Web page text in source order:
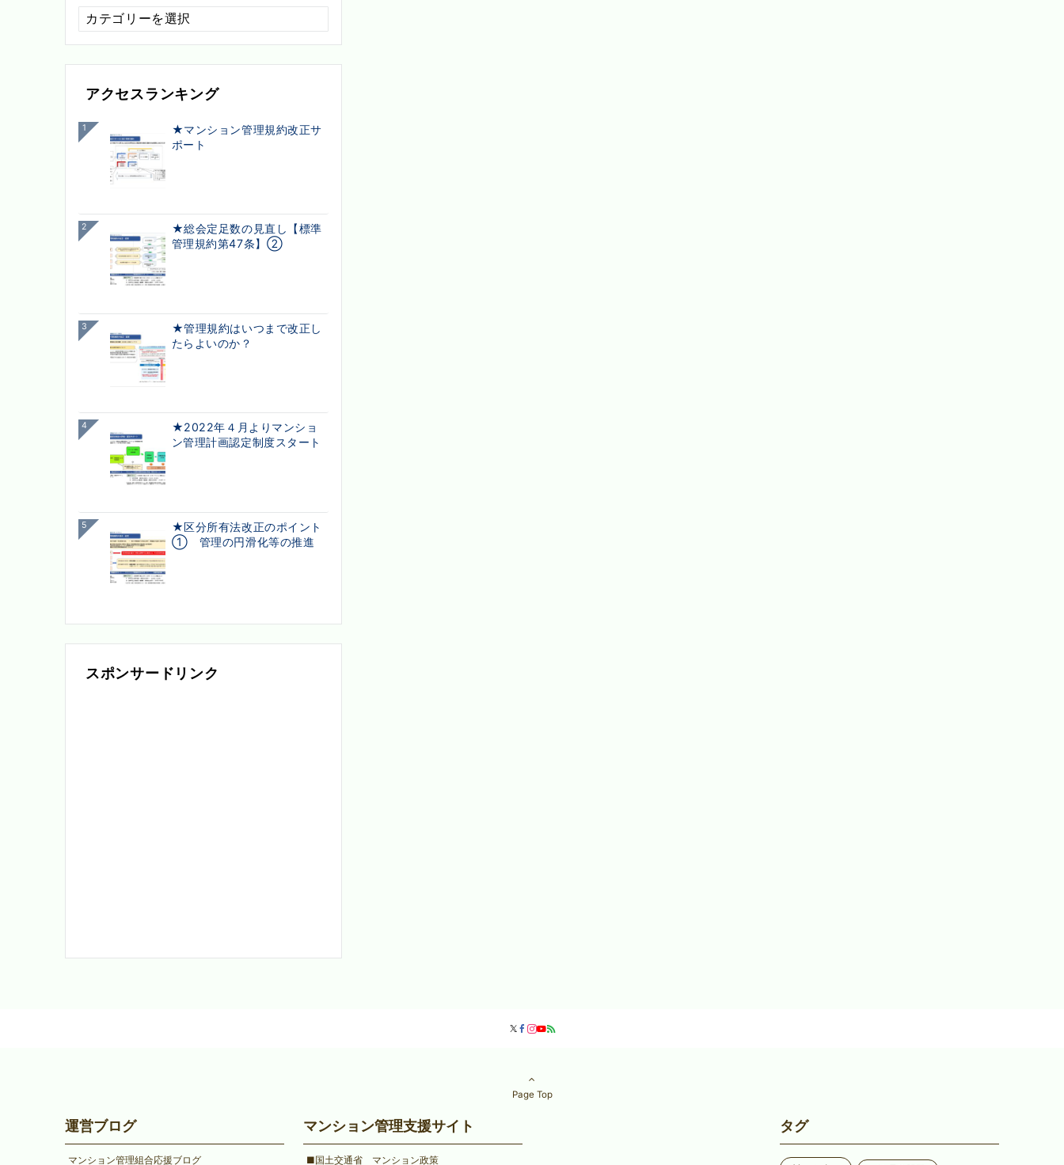
配
信
カ
リアクセスランキング
1
★マンション管理規約改正サ
ポート
2
★総会定足数の見直し【標準
管理規約第47条】②
3
★管理規約はいつまで改正し
たらよいのか？
4
★2022年４月よりマンショ
ン管理計画認定制度スタート
5
★区分所有法改正のポイント
① 管理の円滑化等の推進
スポンサードリンク
Page Top
運営ブログ
マンション管理組合応援ブログ
マンション管理支援サイト
■国土交通省 マンション政策
タグ